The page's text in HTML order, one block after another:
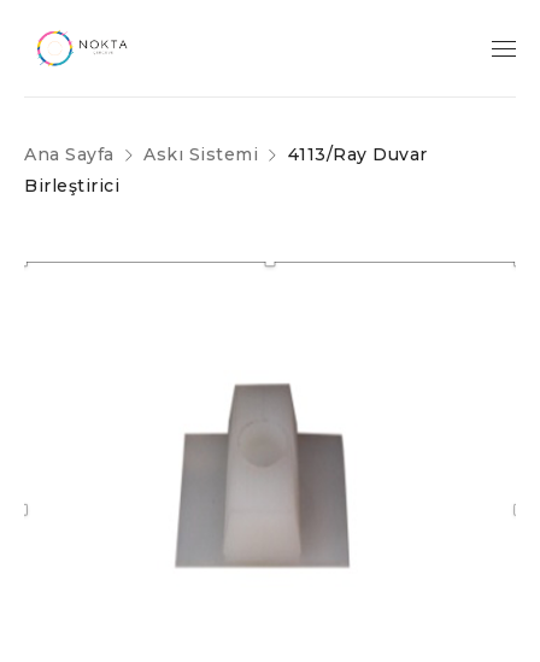
Ana Sayfa Askı Sistemi
4113/Ray Duvar
Birleştirici